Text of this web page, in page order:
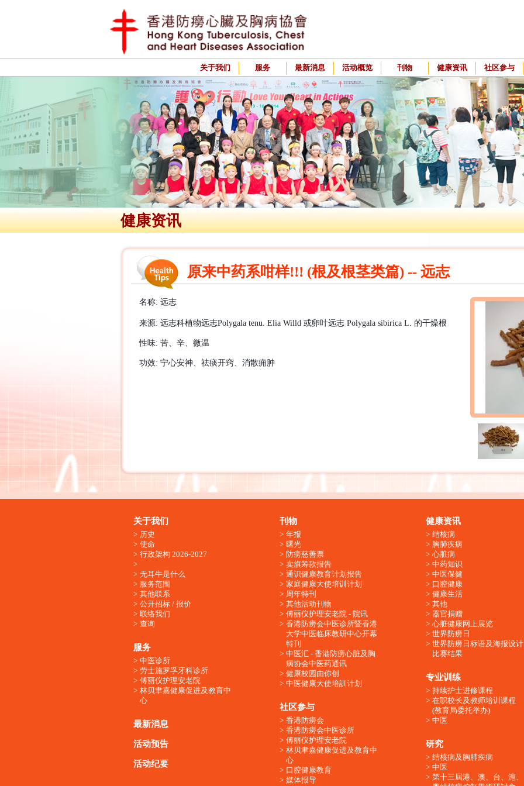
关于我们 服务 最新消息 活动概览 刊物 健康资讯 社区参与
健康资讯
原来中药系咁样!!! (根及根茎类篇) -- 远志
名称: 远志
来源: 远志科植物远志Polygala tenu. Elia Willd 或卵叶远志 Polygala sibirica L. 的干燥根
性味: 苦、辛、微温
功效: 宁心安神、祛痰开窍、消散痈肿
关于我们
历史
使命
行政架构 2026-2027
无耳牛是什么
服务范围
其他联系
公开招标 / 报价
联络我们
查询
服务
中医诊所
劳士施罗孚牙科诊所
傅丽仪护理安老院
林贝聿嘉健康促进及教育中
心
最新消息
活动预告
活动纪要
刊物
年报
曙光
防痨慈善票
卖旗筹款报告
通识健康教育计划报告
家庭健康大使培训计划
周年特刊
其他活动刊物
傅丽仪护理安老院 - 院讯
香港防痨会中医诊所暨香港
大学中医临床教研中心开幕
特刊
中医汇 - 香港防痨心脏及胸
病协会中医药通讯
健康校园由你创
中医健康大使培訓计划
社区参与
香港防痨会
香港防痨会中医诊所
傅丽仪护理安老院
林贝聿嘉健康促进及教育中
心
口腔健康教育
媒体报导
健康资讯
结核病
胸肺疾病
心脏病
中药知识
中医保健
口腔健康
健康生活
其他
器官捐赠
心脏健康网上展览
世界防痨日
世界防痨日标语及海报设计
比赛结果
专业训练
持续护士进修课程
在职校长及教师培训课程
(教育局委托举办)
中医
研究
结核病及胸肺疾病
中医
第十三屆港、澳、台、滬、